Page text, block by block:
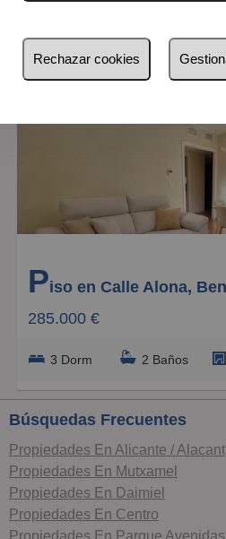
más reciente
Pequeños
Grandes
Piso en Calle Alona,
285.000 €
3 Dorm 2 Baños
Búsquedas Frecuentes
Propiedades En Alicante / Alacant
Propiedades En Mutxamel
Propiedades En Daimiel
Propiedades En Centro
Rechazar cookies